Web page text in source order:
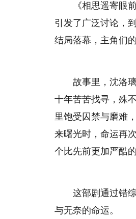
《相思遥寄眼
引发了广泛讨论，
结局落幕，主角们
故事里，沈洛
十年苦苦找寻，殊
里饱受囚禁与磨难
来曙光时，命运再
个比先前更加严酷
这部剧通过错
与无奈的命运。